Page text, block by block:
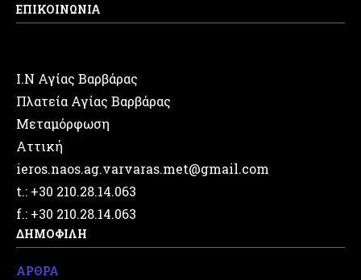
ΕΠΙΚΟΙΝΩΝΙΑ
Ι.Ν Αγίας Βαρβάρας
Πλατεία Αγίας Βαρβάρας
Μεταμόρφωση
Αττική
ieros.naos.ag.varvaras.met@gmail.com
t.: +30 210.28.14.063
f.: +30 210.28.14.063
ΔΗΜΟΦΙΛΗ
ΑΡΘΡΑ